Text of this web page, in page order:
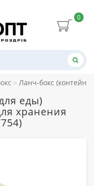
0
Ланч-бокс
еды)
хранения